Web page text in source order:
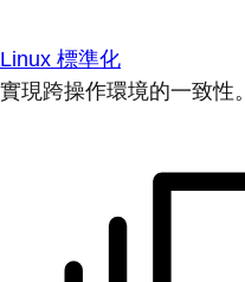
Linux 標準化
實現跨操作環境的一致性。